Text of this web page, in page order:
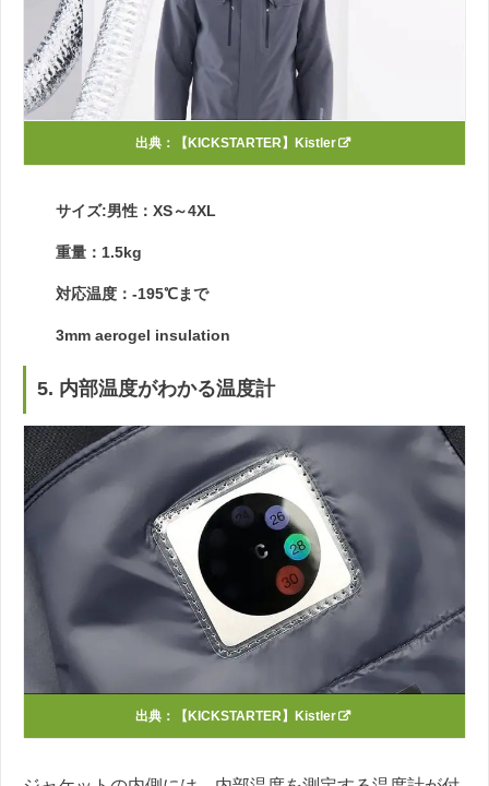
出典： 【KICKSTARTER】Kistler
サイズ:男性：XS～4XL
重量：1.5kg
対応温度：-195℃まで
3mm aerogel insulation
5. 内部温度がわかる温度計
出典： 【KICKSTARTER】Kistler